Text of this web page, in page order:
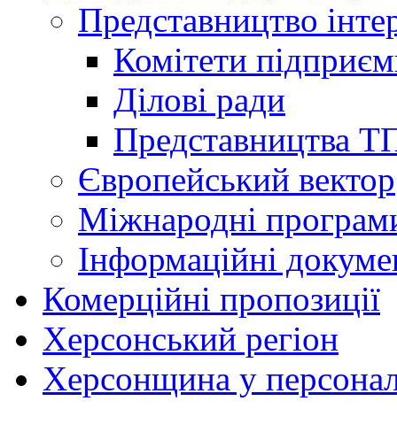
Представництво
Комітети
Ділові ради
Представництва
Європейський вектор
Міжнародні
Інформаційні
Комерційні пропозиції
Херсонський регіон
Херсонщина у